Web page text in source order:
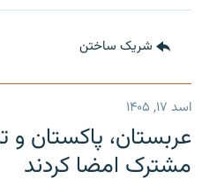
شریک ساختن
اسد ۱۷, ۱۴۰۵
عربستان، پاکستان و
مشترک امضا کردند